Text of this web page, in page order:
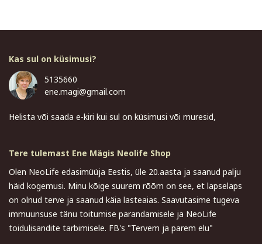
Kas sul on küsimusi?
5135660
ene.magi@gmail.com
Helista või saada e-kiri kui sul on küsimusi või muresid,
Tere tulemast Ene Mägis Neolife Shop
Olen NeoLife edasimüüja Eestis, üle 20.aasta ja saanud palju
häid kogemusi. Minu kõige suurem rõõm on see, et lapselaps
on olnud terve ja saanud käia lasteaias. Saavutasime tugeva
immuunsuse tänu toitumise parandamisele ja NeoLife
toidulisandite tarbimisele. FB's "Tervem ja parem elu"